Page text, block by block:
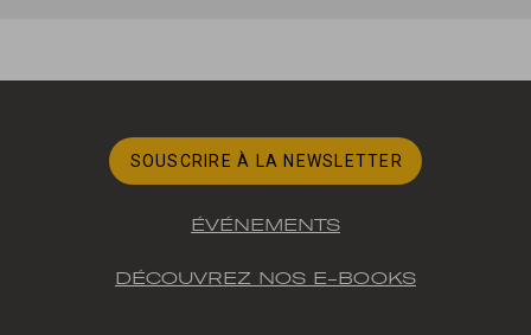
SOUSCRIRE À LA NEWSLETTER
ÉVÉNEMENTS
DÉCOUVREZ NOS E-BOOKS